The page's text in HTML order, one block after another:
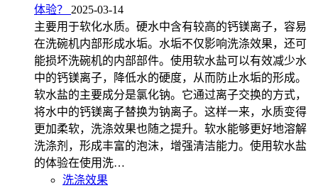
体验？
2025-03-14
主要用于软化水质。硬水中含有较高的钙镁离子，容易
在洗碗机内部形成水垢。水垢不仅影响洗涤效果，还可
能损坏洗碗机的内部部件。使用软水盐可以有效减少水
中的钙镁离子，降低水的硬度，从而防止水垢的形成。
软水盐的主要成分是氯化钠。它通过离子交换的方式，
将水中的钙镁离子替换为钠离子。这样一来，水质变得
更加柔软，洗涤效果也随之提升。软水能够更好地溶解
洗涤剂，形成丰富的泡沫，增强清洁能力。使用软水盐
的体验在使用洗…
洗涤效果